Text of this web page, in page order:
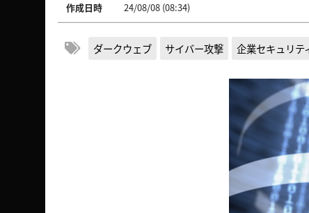
作成日時 24/08/08 (08:34)
ダークウェブ サイバー攻撃 企業セキュリテ